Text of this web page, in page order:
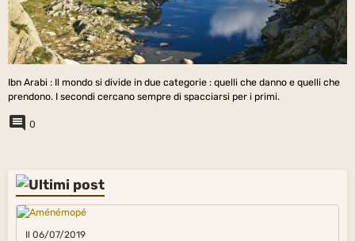
Ibn Arabi : Il mondo si divide in due categorie : quelli che danno e quelli che
prendono. I secondi cercano sempre di spacciarsi per i primi.
0
Il 06/07/2019